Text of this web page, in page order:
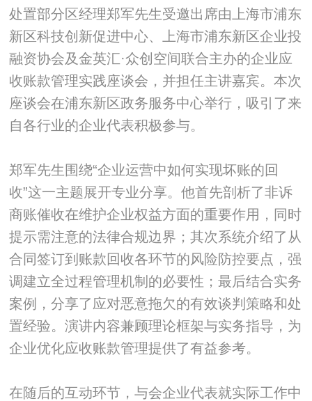
处置部分区经理郑军先生受邀出席由上海市浦东
新区科技创新促进中心、上海市浦东新区企业投
融资协会及金英汇·众创空间联合主办的企业应
收账款管理实践座谈会，并担任主讲嘉宾。本次
座谈会在浦东新区政务服务中心举行，吸引了来
自各行业的企业代表积极参与。
郑军先生围绕“企业运营中如何实现坏账的回
收”这一主题展开专业分享。他首先剖析了非诉
商账催收在维护企业权益方面的重要作用，同时
提示需注意的法律合规边界；其次系统介绍了从
合同签订到账款回收各环节的风险防控要点，强
调建立全过程管理机制的必要性；最后结合实务
案例，分享了应对恶意拖欠的有效谈判策略和处
置经验。演讲内容兼顾理论框架与实务指导，为
企业优化应收账款管理提供了有益参考。
在随后的互动环节，与会企业代表就实际工作中